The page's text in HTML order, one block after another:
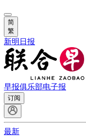
简
繁
新明日报
早报俱乐部电子报
订阅
最新